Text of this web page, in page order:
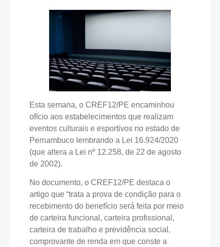
Esta semana, o CREF12/PE encaminhou
ofício aos estabelecimentos que realizam
eventos culturais e esportivos no estado de
Pernambuco lembrando a Lei 16.924/2020
(que altera a Lei nº 12.258, de 22 de agosto
de 2002).
No documento, o CREF12/PE destaca o
artigo que “trata a prova de condição para o
recebimento do benefício será feita por meio
de carteira funcional, carteira profissional,
carteira de trabalho e previdência social,
comprovante de renda em que conste a